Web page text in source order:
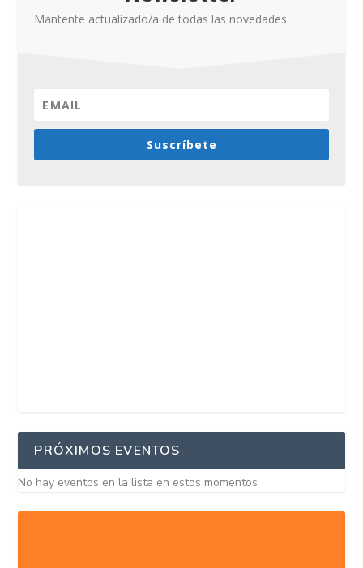
Mantente actualizado/a de todas las novedades.
Suscríbete
PRÓXIMOS EVENTOS
No hay eventos en la lista en estos momentos